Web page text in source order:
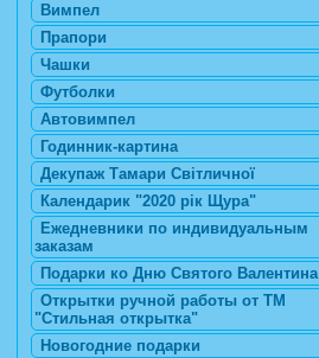
Вимпел
Прапори
Чашки
Футболки
Автовимпел
Годинник-картина
Декупаж Тамари Світличної
Календарик "2020 рік Щура"
Ежедневники по индивидуальным
заказам
Подарки ко Дню Святого Валентина
Открытки ручной работы от ТМ
"Стильная открытка"
Новогодние подарки